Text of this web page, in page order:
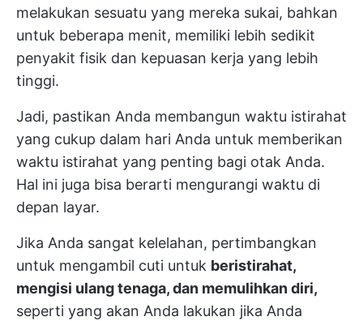
melakukan sesuatu yang mereka sukai, bahkan
untuk beberapa menit, memiliki lebih sedikit
penyakit fisik dan kepuasan kerja yang lebih
tinggi.
Jadi, pastikan Anda membangun waktu istirahat
yang cukup dalam hari Anda untuk memberikan
waktu istirahat yang penting bagi otak Anda.
Hal ini juga bisa berarti mengurangi waktu di
depan layar.
Jika Anda sangat kelelahan, pertimbangkan
untuk mengambil cuti untuk beristirahat,
mengisi ulang tenaga, dan memulihkan diri,
seperti yang akan Anda lakukan jika Anda